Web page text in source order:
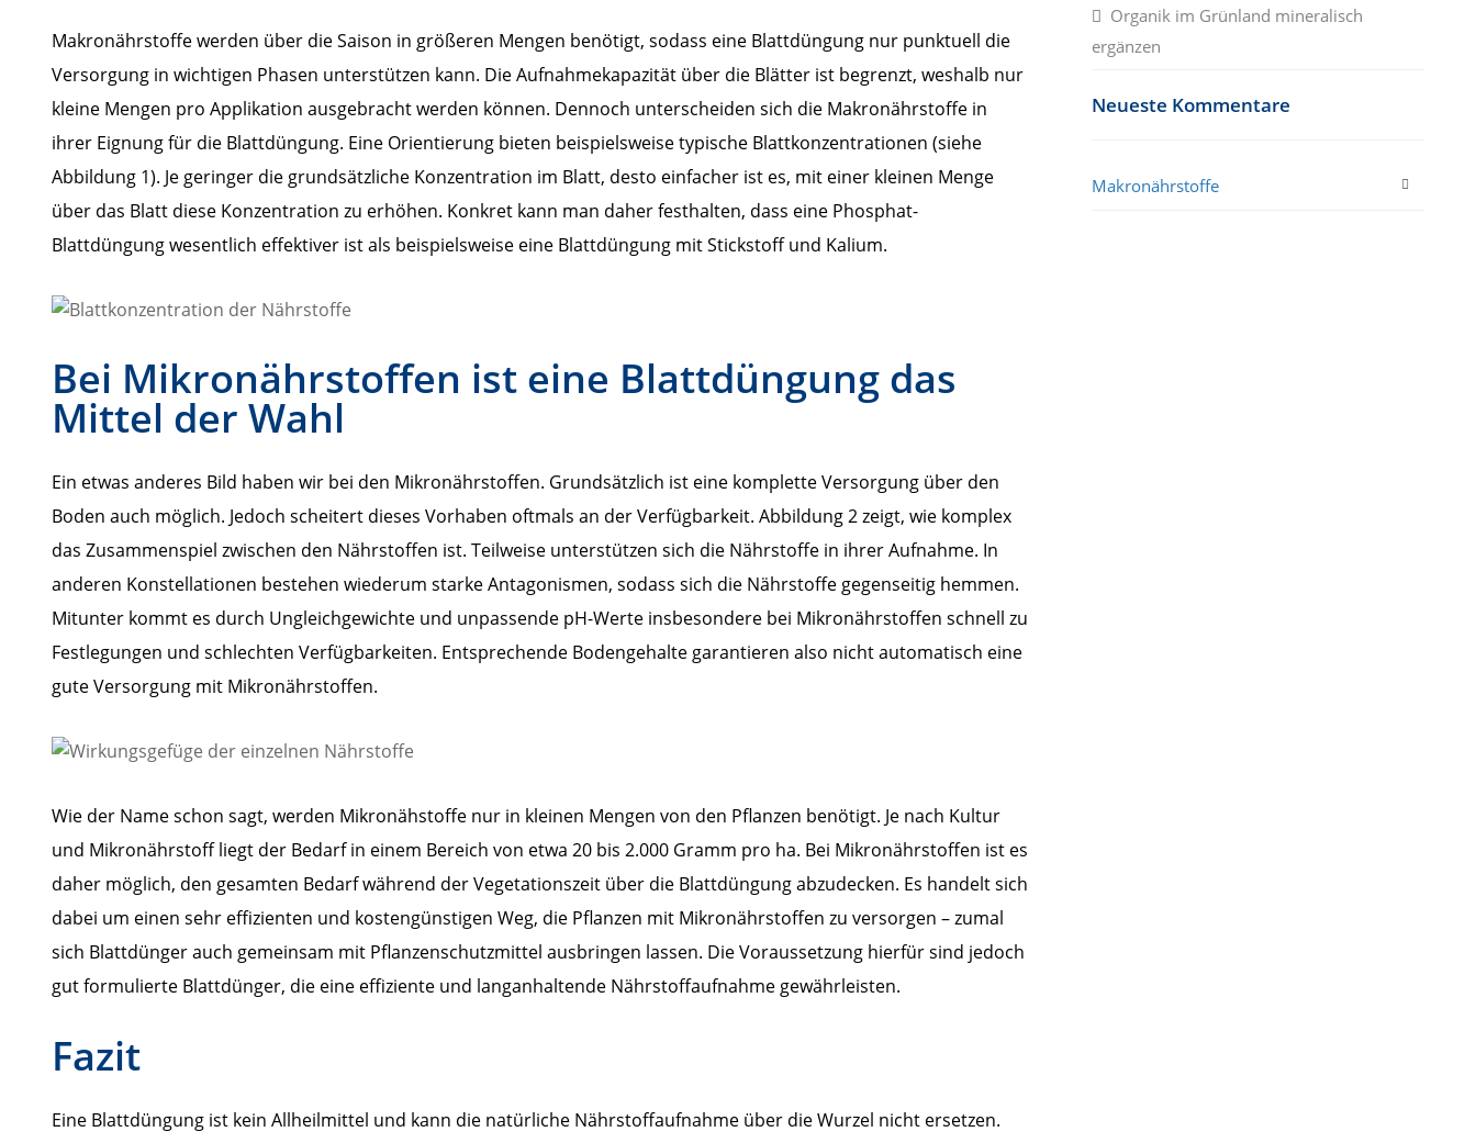
Makronährstoffe werden über die Saison in größeren Mengen benötigt, sodass eine Blattdüngung nur punktuell die
Versorgung in wichtigen Phasen unterstützen kann. Die Aufnahmekapazität über die Blätter ist begrenzt, weshalb nur
kleine Mengen pro Applikation ausgebracht werden können. Dennoch unterscheiden sich die Makronährstoffe in
ihrer Eignung für die Blattdüngung. Eine Orientierung bieten beispielsweise typische Blattkonzentrationen (siehe
Abbildung 1). Je geringer die grundsätzliche Konzentration im Blatt, desto einfacher ist es, mit einer kleinen Menge
über das Blatt diese Konzentration zu erhöhen. Konkret kann man daher festhalten, dass eine Phosphat-
Blattdüngung wesentlich effektiver ist als beispielsweise eine Blattdüngung mit Stickstoff und Kalium.
Bei Mikronährstoffen ist eine Blattdüngung das
Mittel der Wahl
Ein etwas anderes Bild haben wir bei den Mikronährstoffen. Grundsätzlich ist eine komplette Versorgung über den
Boden auch möglich. Jedoch scheitert dieses Vorhaben oftmals an der Verfügbarkeit. Abbildung 2 zeigt, wie komplex
das Zusammenspiel zwischen den Nährstoffen ist. Teilweise unterstützen sich die Nährstoffe in ihrer Aufnahme. In
anderen Konstellationen bestehen wiederum starke Antagonismen, sodass sich die Nährstoffe gegenseitig hemmen.
Mitunter kommt es durch Ungleichgewichte und unpassende pH-Werte insbesondere bei Mikronährstoffen schnell zu
Festlegungen und schlechten Verfügbarkeiten. Entsprechende Bodengehalte garantieren also nicht automatisch eine
gute Versorgung mit Mikronährstoffen.
Wie der Name schon sagt, werden Mikronähstoffe nur in kleinen Mengen von den Pflanzen benötigt. Je nach Kultur
und Mikronährstoff liegt der Bedarf in einem Bereich von etwa 20 bis 2.000 Gramm pro ha. Bei Mikronährstoffen ist es
daher möglich, den gesamten Bedarf während der Vegetationszeit über die Blattdüngung abzudecken. Es handelt sich
dabei um einen sehr effizienten und kostengünstigen Weg, die Pflanzen mit Mikronährstoffen zu versorgen – zumal
sich Blattdünger auch gemeinsam mit Pflanzenschutzmittel ausbringen lassen. Die Voraussetzung hierfür sind jedoch
gut formulierte Blattdünger, die eine effiziente und langanhaltende Nährstoffaufnahme gewährleisten.
Fazit
Eine Blattdüngung ist kein Allheilmittel und kann die natürliche Nährstoffaufnahme über die Wurzel nicht ersetzen.
Organik im Grünland mineralisch
ergänzen
Neueste Kommentare
Makronährstoffe